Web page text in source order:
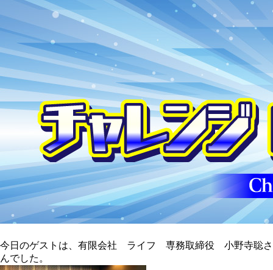
今日のゲストは、有限会社 ライフ 専務取締役 小野寺聡さ
んでした。